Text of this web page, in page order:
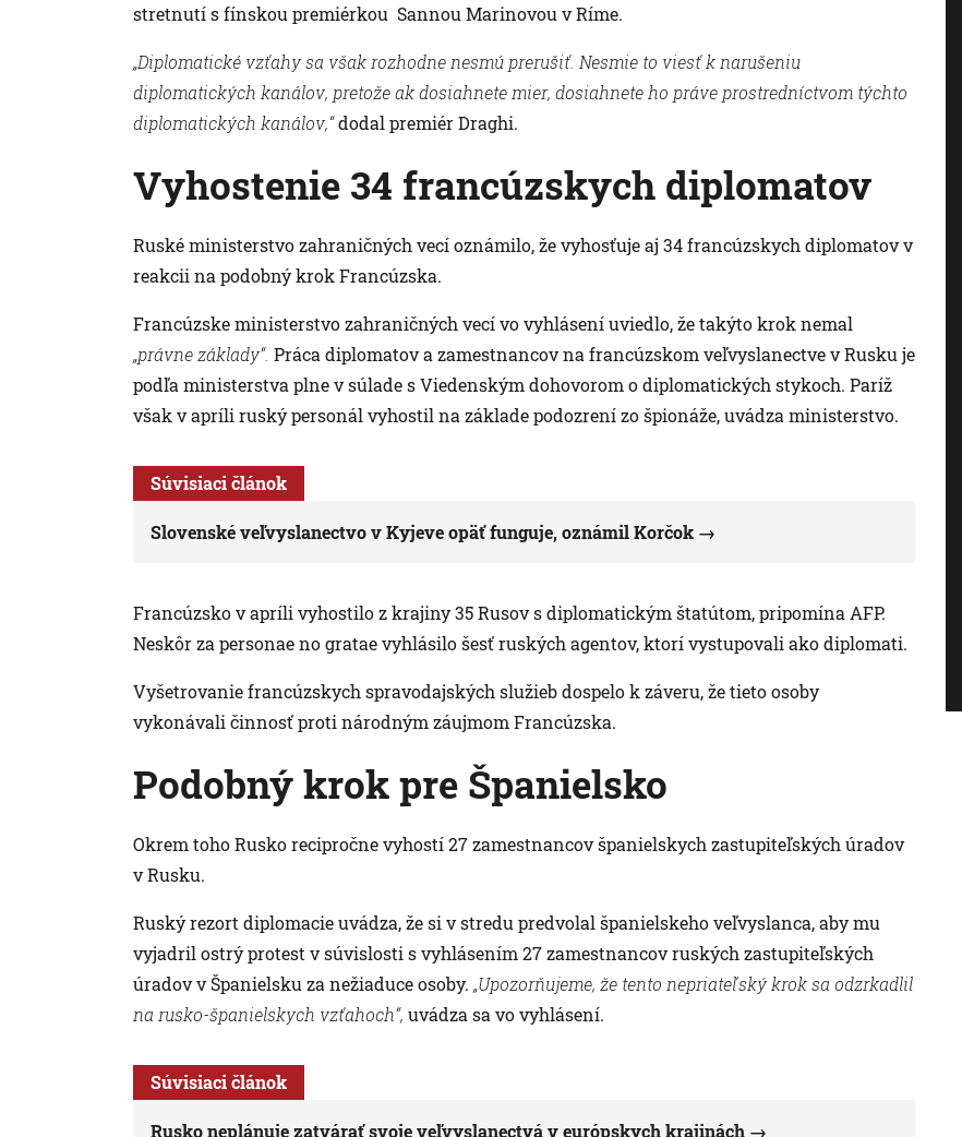
stretnutí s fínskou premiérkou Sannou Marinovou v Ríme.
„Diplomatické vzťahy sa však rozhodne nesmú prerušiť. Nesmie to viesť k narušeniu
diplomatických kanálov, pretože ak dosiahnete mier, dosiahnete ho práve prostredníctvom týchto
diplomatických kanálov,“dodal premiér Draghi.
Vyhostenie 34 francúzskych diplomatov
Ruské ministerstvo zahraničných vecí oznámilo, že vyhosťuje aj 34 francúzskych diplomatov v
reakcii na podobný krok Francúzska.
Francúzske ministerstvo zahraničných vecí vo vyhlásení uviedlo, že takýto krok nemal
„právne základy“. Práca diplomatov a zamestnancov na francúzskom veľvyslanectve v Rusku je
podľa ministerstva plne v súlade s Viedenským dohovorom o diplomatických stykoch. Paríž
však v apríli ruský personál vyhostil na základe podozrení zo špionáže, uvádza ministerstvo.
Súvisiaci článok
Slovenské veľvyslanectvo v Kyjeve opäť funguje, oznámil Korčok
Francúzsko v apríli vyhostilo z krajiny 35 Rusov s diplomatickým štatútom, pripomína AFP.
Neskôr za personae no gratae vyhlásilo šesť ruských agentov, ktorí vystupovali ako diplomati.
Vyšetrovanie francúzskych spravodajských služieb dospelo k záveru, že tieto osoby
vykonávali činnosť proti národným záujmom Francúzska.
Podobný krok pre Španielsko
Okrem toho Rusko recipročne vyhostí 27 zamestnancov španielskych zastupiteľských úradov
v Rusku.
Ruský rezort diplomacie uvádza, že si v stredu predvolal španielskeho veľvyslanca, aby mu
vyjadril ostrý protest v súvislosti s vyhlásením 27 zamestnancov ruských zastupiteľských
úradov v Španielsku za nežiaduce osoby. „Upozorňujeme, že tento nepriateľský krok sa odzrkadlil
na rusko-španielskych vzťahoch“, uvádza sa vo vyhlásení.
Súvisiaci článok
Rusko neplánuje zatvárať svoje veľvyslanectvá v európskych krajinách